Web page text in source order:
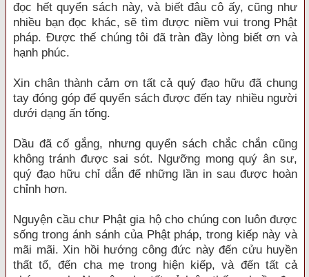
đọc hết quyển sách này, và biết đâu cô ấy, cũng như
nhiều bạn đọc khác, sẽ tìm được niềm vui trong Phật
pháp. Được thế chúng tôi đã tràn đầy lòng biết ơn và
hạnh phúc.
Xin chân thành cảm ơn tất cả quý đạo hữu đã chung
tay đóng góp để quyển sách được đến tay nhiều người
dưới dạng ấn tống.
Dầu đã cố gắng, nhưng quyển sách chắc chắn cũng
không tránh được sai sót. Ngưỡng mong quý ân sư,
quý đạo hữu chỉ dẫn để những lần in sau được hoàn
chỉnh hơn.
Nguyện cầu chư Phật gia hộ cho chúng con luôn được
sống trong ánh sánh của Phật pháp, trong kiếp này và
mãi mãi. Xin hồi hướng công đức này đến cửu huyền
thất tổ, đến cha mẹ trong hiện kiếp, và đến tất cả